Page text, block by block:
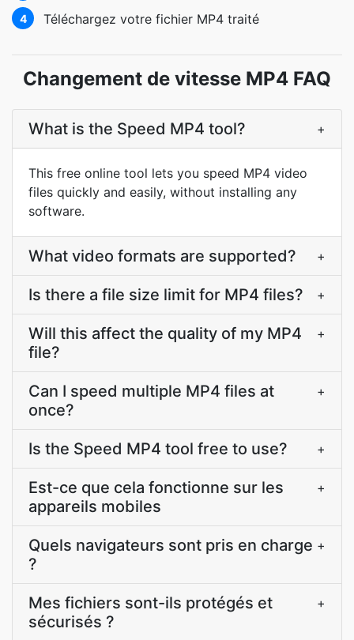
4 Téléchargez votre fichier MP4 traité
Changement de vitesse MP4 FAQ
What is the Speed MP4 tool? +
This free online tool lets you speed MP4 video
files quickly and easily, without installing any
software.
What video formats are supported? +
Is there a file size limit for MP4 files? +
Will this affect the quality of my MP4
file?
+
Can I speed multiple MP4 files at
once?
+
Is the Speed MP4 tool free to use? +
Est-ce que cela fonctionne sur les
appareils mobiles
+
Quels navigateurs sont pris en charge
?
+
Mes fichiers sont-ils protégés et
sécurisés ?
+